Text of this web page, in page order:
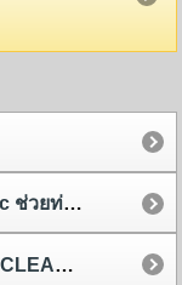
มีปัญหาระบบสายพานลำเลียง Belt Clinic ช่วยท่านได้
อุปกรณ์ทำความสะอาดสายพาน (BELT CLEANER)